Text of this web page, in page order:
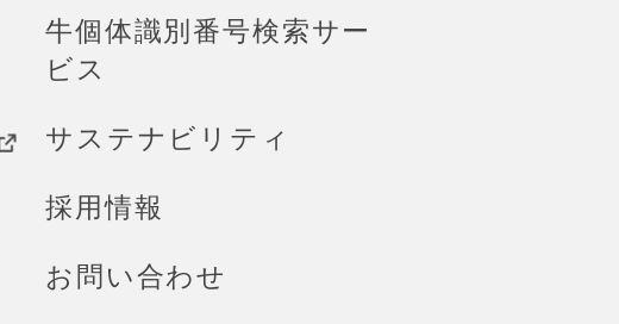
牛個体識別番号検索サー
ビス
サステナビリティ
採用情報
お問い合わせ